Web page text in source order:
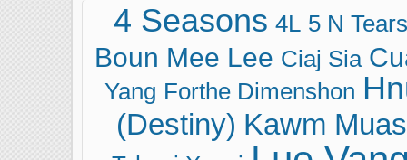
4 Seasons 4L 5 N Tears
Boun Mee Lee Ciaj Sia
Yang Forthe Dimenshon
(Destiny) Kawm Muas